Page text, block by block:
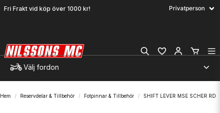
Fri Frakt vid köp över 1000 kr!
Välj fordon
Hem Reservdelar & Tillbehör Fotpinnar & Tillbehör SHIFT LEVER MSE SCHER RD